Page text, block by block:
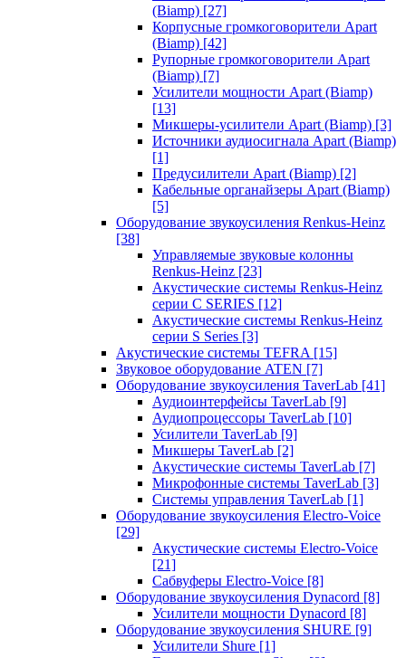
(Biamp) [27]
Корпусные громкоговорители Apart
(Biamp) [42]
Рупорные громкоговорители Apart
(Biamp) [7]
Усилители мощности Apart (Biamp)
[13]
Микшеры-усилители Apart (Biamp) [3]
Источники аудиосигнала Apart (Biamp)
[1]
Предусилители Apart (Biamp) [2]
Кабельные органайзеры Apart (Biamp)
[5]
Оборудование звукоусиления Renkus-Heinz
[38]
Управляемые звуковые колонны
Renkus-Heinz [23]
Акустические системы Renkus-Heinz
серии C SERIES [12]
Акустические системы Renkus-Heinz
серии S Series [3]
Акустические системы TEFRA [15]
Звуковое оборудование ATEN [7]
Оборудование звукоусиления TaverLab [41]
Аудиоинтерфейсы TaverLab [9]
Аудиопроцессоры TaverLab [10]
Усилители TaverLab [9]
Микшеры TaverLab [2]
Акустические системы TaverLab [7]
Микрофонные системы TaverLab [3]
Системы управления TaverLab [1]
Оборудование звукоусиления Electro-Voice
[29]
Акустические системы Electro-Voice
[21]
Сабвуферы Electro-Voice [8]
Оборудование звукоусиления Dynacord [8]
Усилители мощности Dynacord [8]
Оборудование звукоусиления SHURE [9]
Усилители Shure [1]